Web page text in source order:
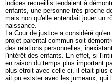
indices recueillis tendaient à
enfants, une personne très proche
mais non qu'elle entendait jouer un
naissance.
La Cour de justice a considéré
projet parental commun soit
des relations personnelles,
l'intérêt des enfants. En effet, si
en raison du temps plus important
plus étroit avec celle-ci, il était plus
ait pu exister avec les jumeaux, qui